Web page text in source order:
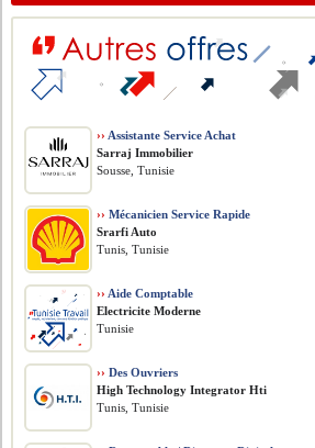
›› Assistante Service Achat
Sarraj Immobilier
Sousse, Tunisie
›› Mécanicien Service Rapide
Srarfi Auto
Tunis, Tunisie
›› Aide Comptable
Electricite Moderne
Tunisie
›› Des Ouvriers
High Technology Integrator Hti
Tunis, Tunisie